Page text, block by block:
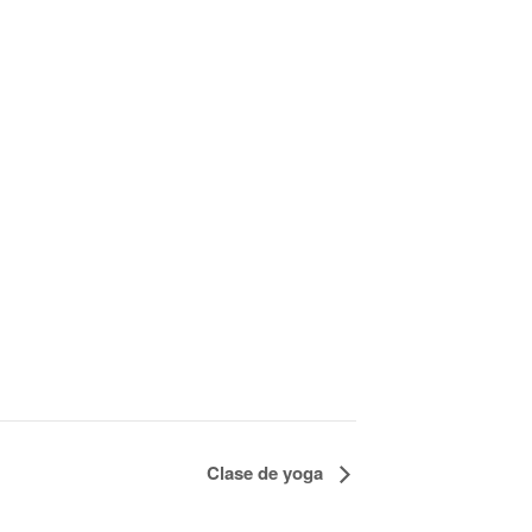
Clase de yoga